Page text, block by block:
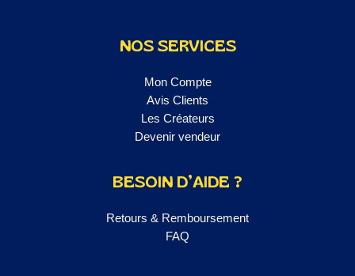
NOS SERVICES
Mon Compte
Avis Clients
Les Créateurs
Devenir vendeur
BESOIN D’AIDE ?
Retours & Remboursement
FAQ